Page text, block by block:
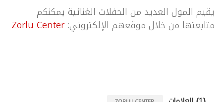
يقيم المول العديد من الحفلات الغنائية يمكنكم
متابعتها من خلال موقعهم الإلكتروني:Zorlu Center